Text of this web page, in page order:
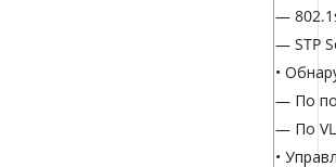
—
— STP
•
— По
— По
•